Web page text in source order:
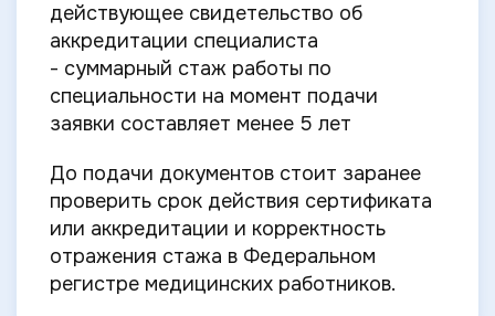
действующее свидетельство об
аккредитации специалиста
- суммарный стаж работы по
специальности на момент подачи
заявки составляет менее 5 лет
До подачи документов стоит заранее
проверить срок действия сертификата
или аккредитации и корректность
отражения стажа в Федеральном
регистре медицинских работников.